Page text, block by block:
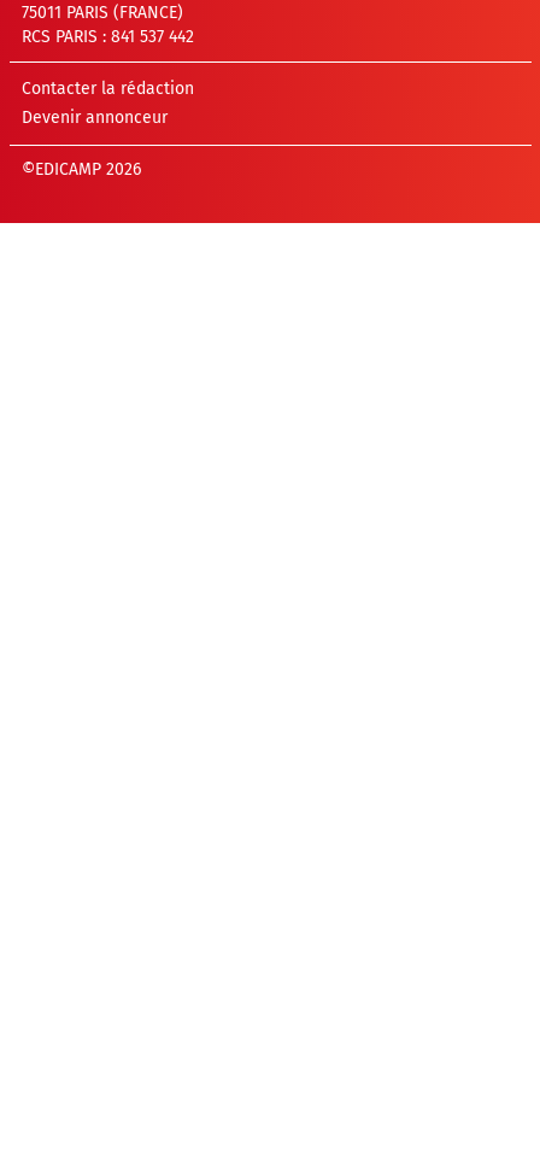
75011 PARIS (FRANCE)
RCS PARIS : 841 537 442
Contacter la rédaction
Devenir annonceur
©EDICAMP 2026